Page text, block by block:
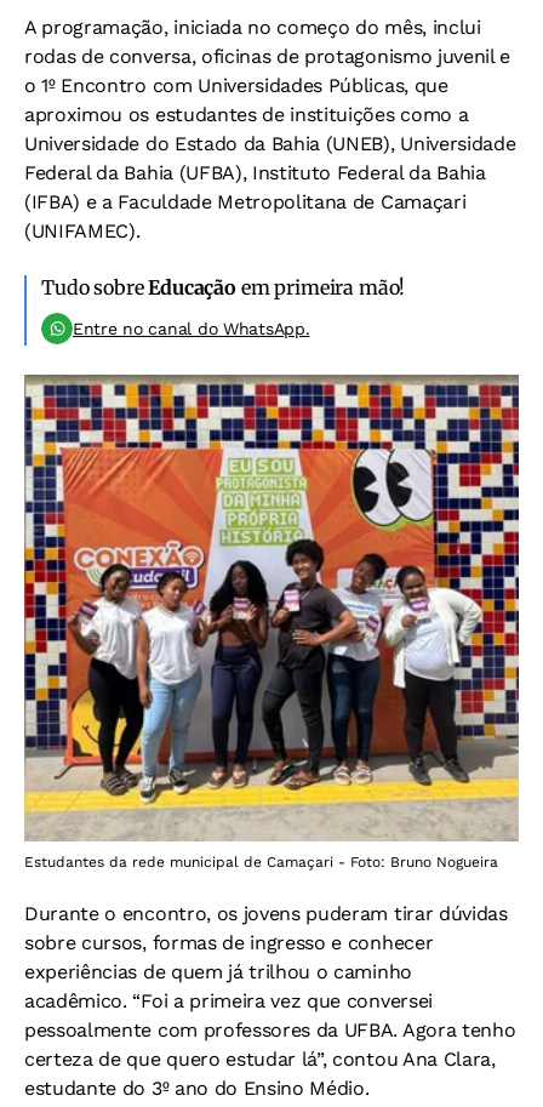
A programação, iniciada no começo do mês, inclui
rodas de conversa, oficinas de protagonismo juvenil e
o 1º Encontro com Universidades Públicas, que
aproximou os estudantes de instituições como a
Universidade do Estado da Bahia (UNEB), Universidade
Federal da Bahia (UFBA), Instituto Federal da Bahia
(IFBA) e a Faculdade Metropolitana de Camaçari
(UNIFAMEC).
Tudo sobreEducação em primeira mão!
Entre no canal do WhatsApp.
Estudantes da rede municipal de Camaçari - Foto: Bruno Nogueira
Durante o encontro, os jovens puderam tirar dúvidas
sobre cursos, formas de ingresso e conhecer
experiências de quem já trilhou o caminho
acadêmico. “Foi a primeira vez que conversei
pessoalmente com professores da UFBA. Agora tenho
certeza de que quero estudar lá”, contou Ana Clara,
estudante do 3º ano do Ensino Médio.